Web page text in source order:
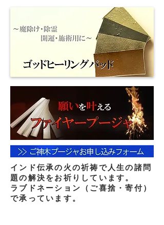
インド伝承の火の祈祷で人生の諸問
題の解決をお祈りしています。
ラブドネーション（ご喜捨・寄付）
で承っています。